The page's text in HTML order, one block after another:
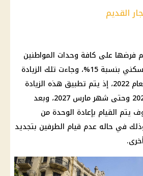
القديم
فرضها على كافة وحدات المواطنين
المؤجرة لغير الغرض السكني بنسبة 15%، وجاءت تلك الزيادة
طبقا للقانون رقم 10 لعام 2022، إذ يتم تطبيق هذه الزيادة
منذ شهر مارس عام 2022 وحتى شهر مارس 2027، وبعد
يتم القيام بإعادة الوحدة من
في حاله عدم قيام الطرفين بتجديد